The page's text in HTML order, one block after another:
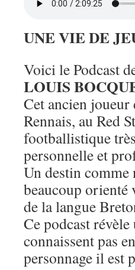
UNE VIE DE
Voici le Podcast
LOUIS
Cet ancien joueur
Rennais, au Red
footballistique
personnelle et
Un destin comme
beaucoup orienté
de la langue
Ce podcast
connaissent pas
personnage il est